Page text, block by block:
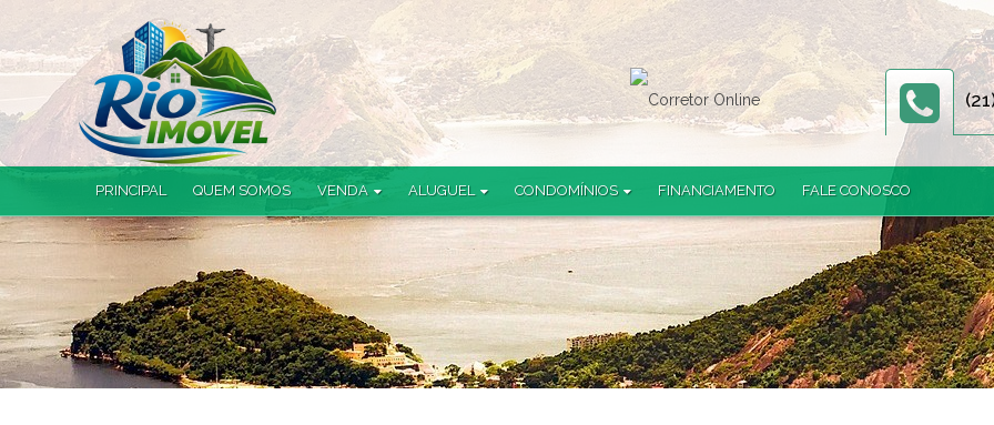
PRINCIPAL QUEM SOMOS VENDA
Apartamento (41)
Casa (6)
Casa em Condomínio (3)
Cobertura (4)
Terreno (1)
ALUGUEL
Loja (1)
CONDOMÍNIOS
Américas 19 (3)
Amora (1)
Avaliação Imobiliária (2)
Completo Brito 2 (1)
Completo Zona Norte (2)
Farol da Guanabara (2)
FINANCIAMENTO FALE CONOSCO